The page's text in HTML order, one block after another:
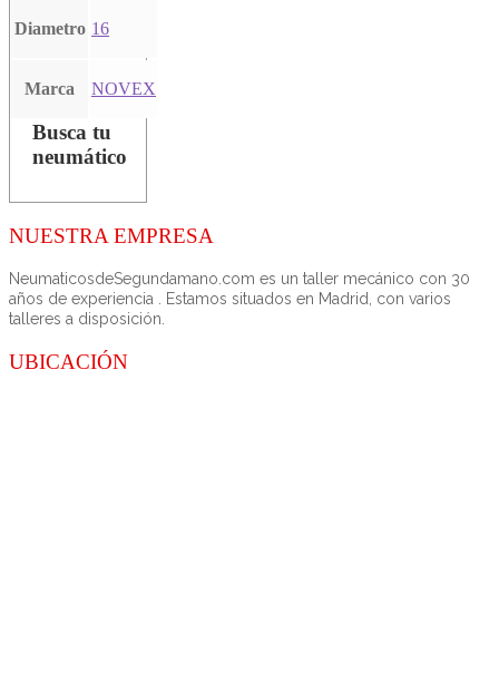
Diametro 16
Marca NOVEX
Busca tu
neumático
NUESTRA EMPRESA
NeumaticosdeSegundamano.com es un taller mecánico con 30
años de experiencia . Estamos situados en Madrid, con varios
talleres a disposición.
UBICACIÓN